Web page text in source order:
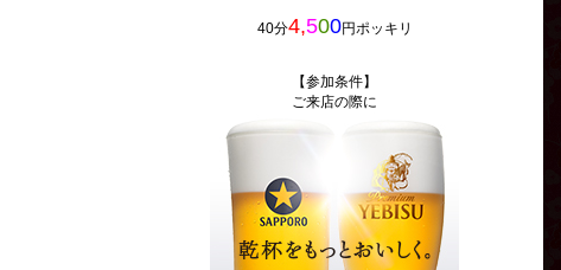
40分4,500円ポッキリ
【参加条件】
ご来店の際に